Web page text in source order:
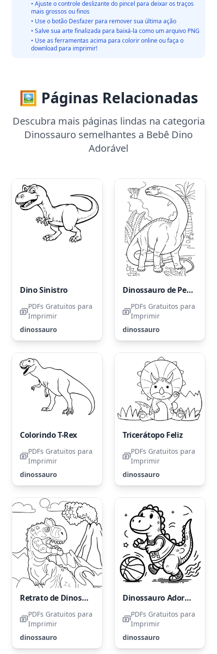
• Ajuste o controle deslizante do pincel para deixar os traços
mais grossos ou finos
• Use o botão Desfazer para remover sua última ação
• Salve sua arte finalizada para baixá-la como um arquivo PNG
• Use as ferramentas acima para colorir online ou faça o
download para imprimir!
🖼️ Páginas Relacionadas
Descubra mais páginas lindas na categoria
Dinossauro semelhantes a Bebê Dino
Adorável
Dino Sinistro
PDFs Gratuitos para
Imprimir
dinossauro
Dinossauro de Pescoço Longo
PDFs Gratuitos para
Imprimir
dinossauro
Colorindo T-Rex
PDFs Gratuitos para
Imprimir
dinossauro
Tricerátopo Feliz
PDFs Gratuitos para
Imprimir
dinossauro
Retrato de Dinossauro
PDFs Gratuitos para
Imprimir
dinossauro
Dinossauro Adorável Jogando Futebol
PDFs Gratuitos para
Imprimir
dinossauro